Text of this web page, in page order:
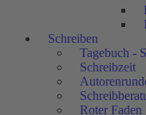
Schreiben
Tagebuch -
Schreibzeit
Roter Faden